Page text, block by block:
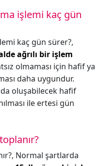
işlemi kaç gün
kaç gün sürer?,
ağrılı bir işlem
olmaması için hafif ya
daha uygundur.
oluşabilecek hafif
ile ertesi gün
Normal şartlarda